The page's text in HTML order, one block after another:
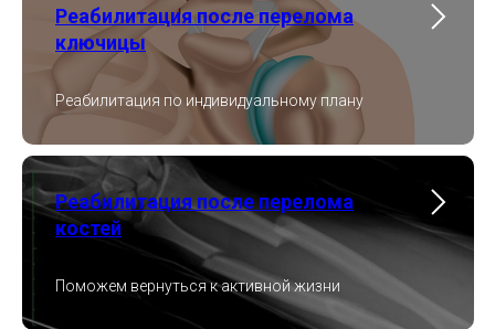
Реабилитация после перелома
ключицы
Реабилитация по индивидуальному плану
Реабилитация после перелома
костей
Поможем вернуться к активной жизни